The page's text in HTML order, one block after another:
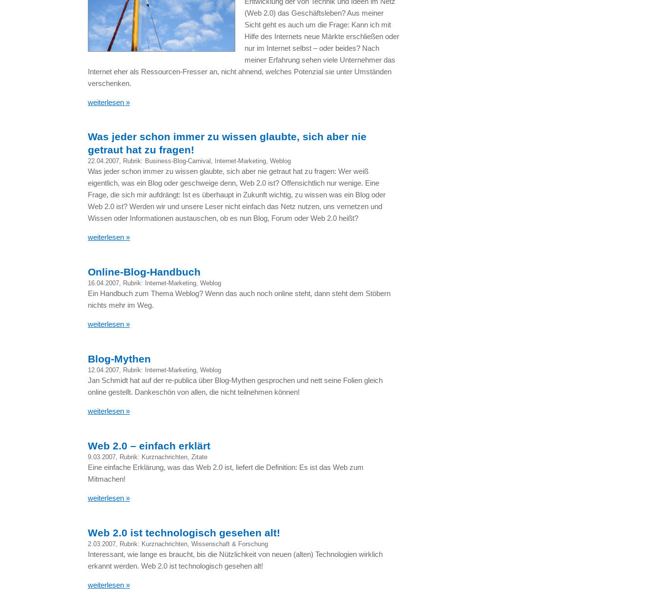
(Web 2.0) das Geschäftsleben? Aus meiner
Sicht geht es auch um die Frage: Kann ich mit
Hilfe des Internets neue Märkte erschließen oder
nur im Internet selbst – oder beides? Nach
meiner Erfahrung sehen viele Unternehmer das
Internet eher als Ressourcen-Fresser an, nicht ahnend, welches Potenzial sie unter Umständen
verschenken.
weiterlesen »
Was jeder schon immer zu wissen glaubte, sich aber nie
getraut hat zu fragen!
22.04.2007, Rubrik: Business-Blog-Carnival , Internet-Marketing, Weblog
Was jeder schon immer zu wissen glaubte, sich aber nie getraut hat zu fragen: Wer weiß
eigentlich, was ein Blog oder geschweige denn, Web 2.0 ist? Offensichtlich nur wenige. Eine
Frage, die sich mir aufdrängt: Ist es überhaupt in Zukunft wichtig, zu wissen was ein Blog oder
Web 2.0 ist? Werden wir und unsere Leser nicht einfach das Netz nutzen, uns vernetzen und
Wissen oder Informationen austauschen, ob es nun Blog, Forum oder Web 2.0 heißt?
weiterlesen »
Online-Blog-Handbuch
16.04.2007, Rubrik: Internet-Marketing, Weblog
Ein Handbuch zum Thema Weblog? Wenn das auch noch online steht, dann steht dem Stöbern
nichts mehr im Weg.
weiterlesen »
Blog-Mythen
12.04.2007, Rubrik: Internet-Marketing, Weblog
Jan Schmidt hat auf der re-publica über Blog-Mythen gesprochen und nett seine Folien gleich
online gestellt. Dankeschön von allen, die nicht teilnehmen können!
weiterlesen »
Web 2.0 – einfach erklärt
9.03.2007 , Rubrik: Kurznachrichten Zitate
Eine einfache Erklärung, was das Web 2.0 ist, liefert die Definition: Es ist das Web zum
Mitmachen!
weiterlesen »
Web 2.0 ist technologisch gesehen alt!
2.03.2007 , Rubrik: Kurznachrichten Wissenschaft & Forschung
Interessant, wie lange es braucht, bis die Nützlichkeit von neuen (alten) Technologien wirklich
erkannt werden. Web 2.0 ist technologisch gesehen alt!
weiterlesen »